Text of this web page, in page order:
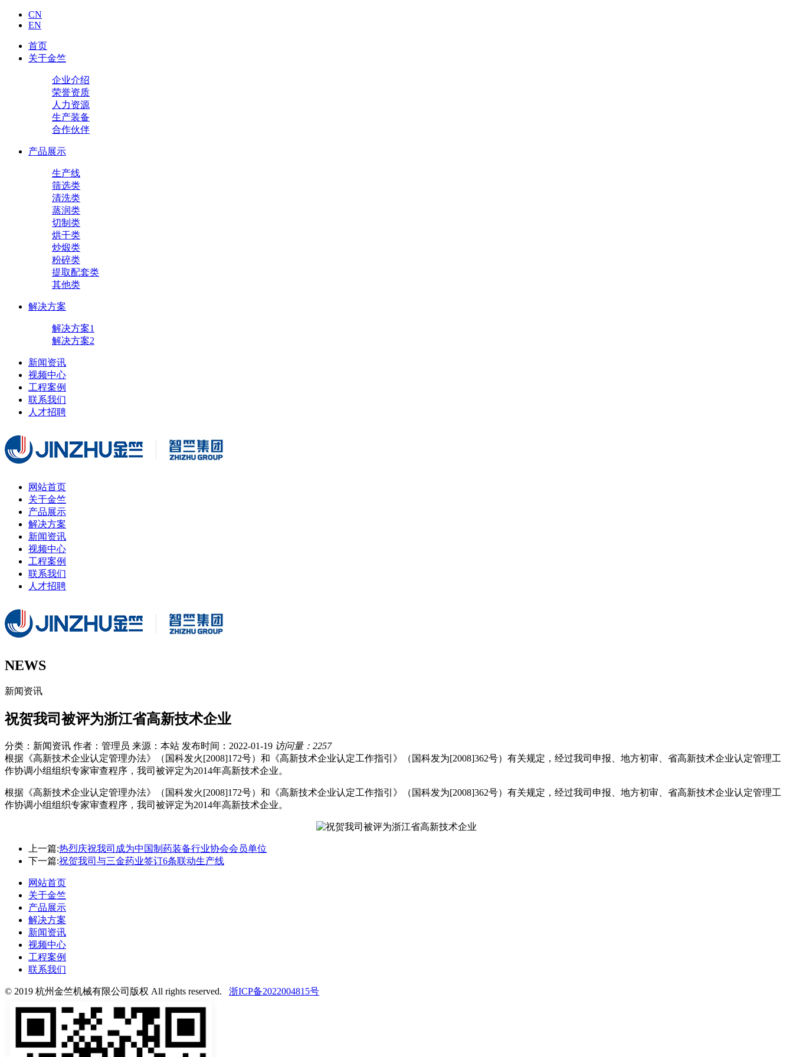
CN
EN
首页
关于金竺
企业介绍
荣誉资质
人力资源
生产装备
合作伙伴
产品展示
生产线
筛选类
清洗类
蒸润类
切制类
烘干类
炒煅类
粉碎类
提取配套类
其他类
解决方案
解决方案1
解决方案2
新闻资讯
视频中心
工程案例
联系我们
人才招聘
网站首页
关于金竺
产品展示
解决方案
新闻资讯
视频中心
工程案例
联系我们
人才招聘
NEWS
新闻资讯
祝贺我司被评为浙江省高新技术企业
分类：新闻资讯 作者：管理员 来源：本站 发布时间：2022-01-19 访问量：2257
根据《高新技术企业认定管理办法》（国科发火[2008]172号）和《高新技术企业认定工作指引》（国科发为[2008]362号）有关规定，经过我司申报、地方初审、省高新技术企业认定管理工
作协调小组组织专家审查程序，我司被评定为2014年高新技术企业。
根据《高新技术企业认定管理办法》（国科发火[2008]172号）和《高新技术企业认定工作指引》（国科发为[2008]362号）有关规定，经过我司申报、地方初审、省高新技术企业认定管理工
作协调小组组织专家审查程序，我司被评定为2014年高新技术企业。
上一篇:热烈庆祝我司成为中国制药装备行业协会会员单位
下一篇:祝贺我司与三金药业签订6条联动生产线
网站首页
关于金竺
产品展示
解决方案
新闻资讯
视频中心
工程案例
联系我们
© 2019 杭州金竺机械有限公司版权 All rights reserved. 浙ICP备2022004815号